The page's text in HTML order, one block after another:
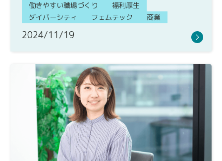
働きやすい職場づくり
福利厚生
ダイバーシティ
フェムテック 商業
2024/11/19